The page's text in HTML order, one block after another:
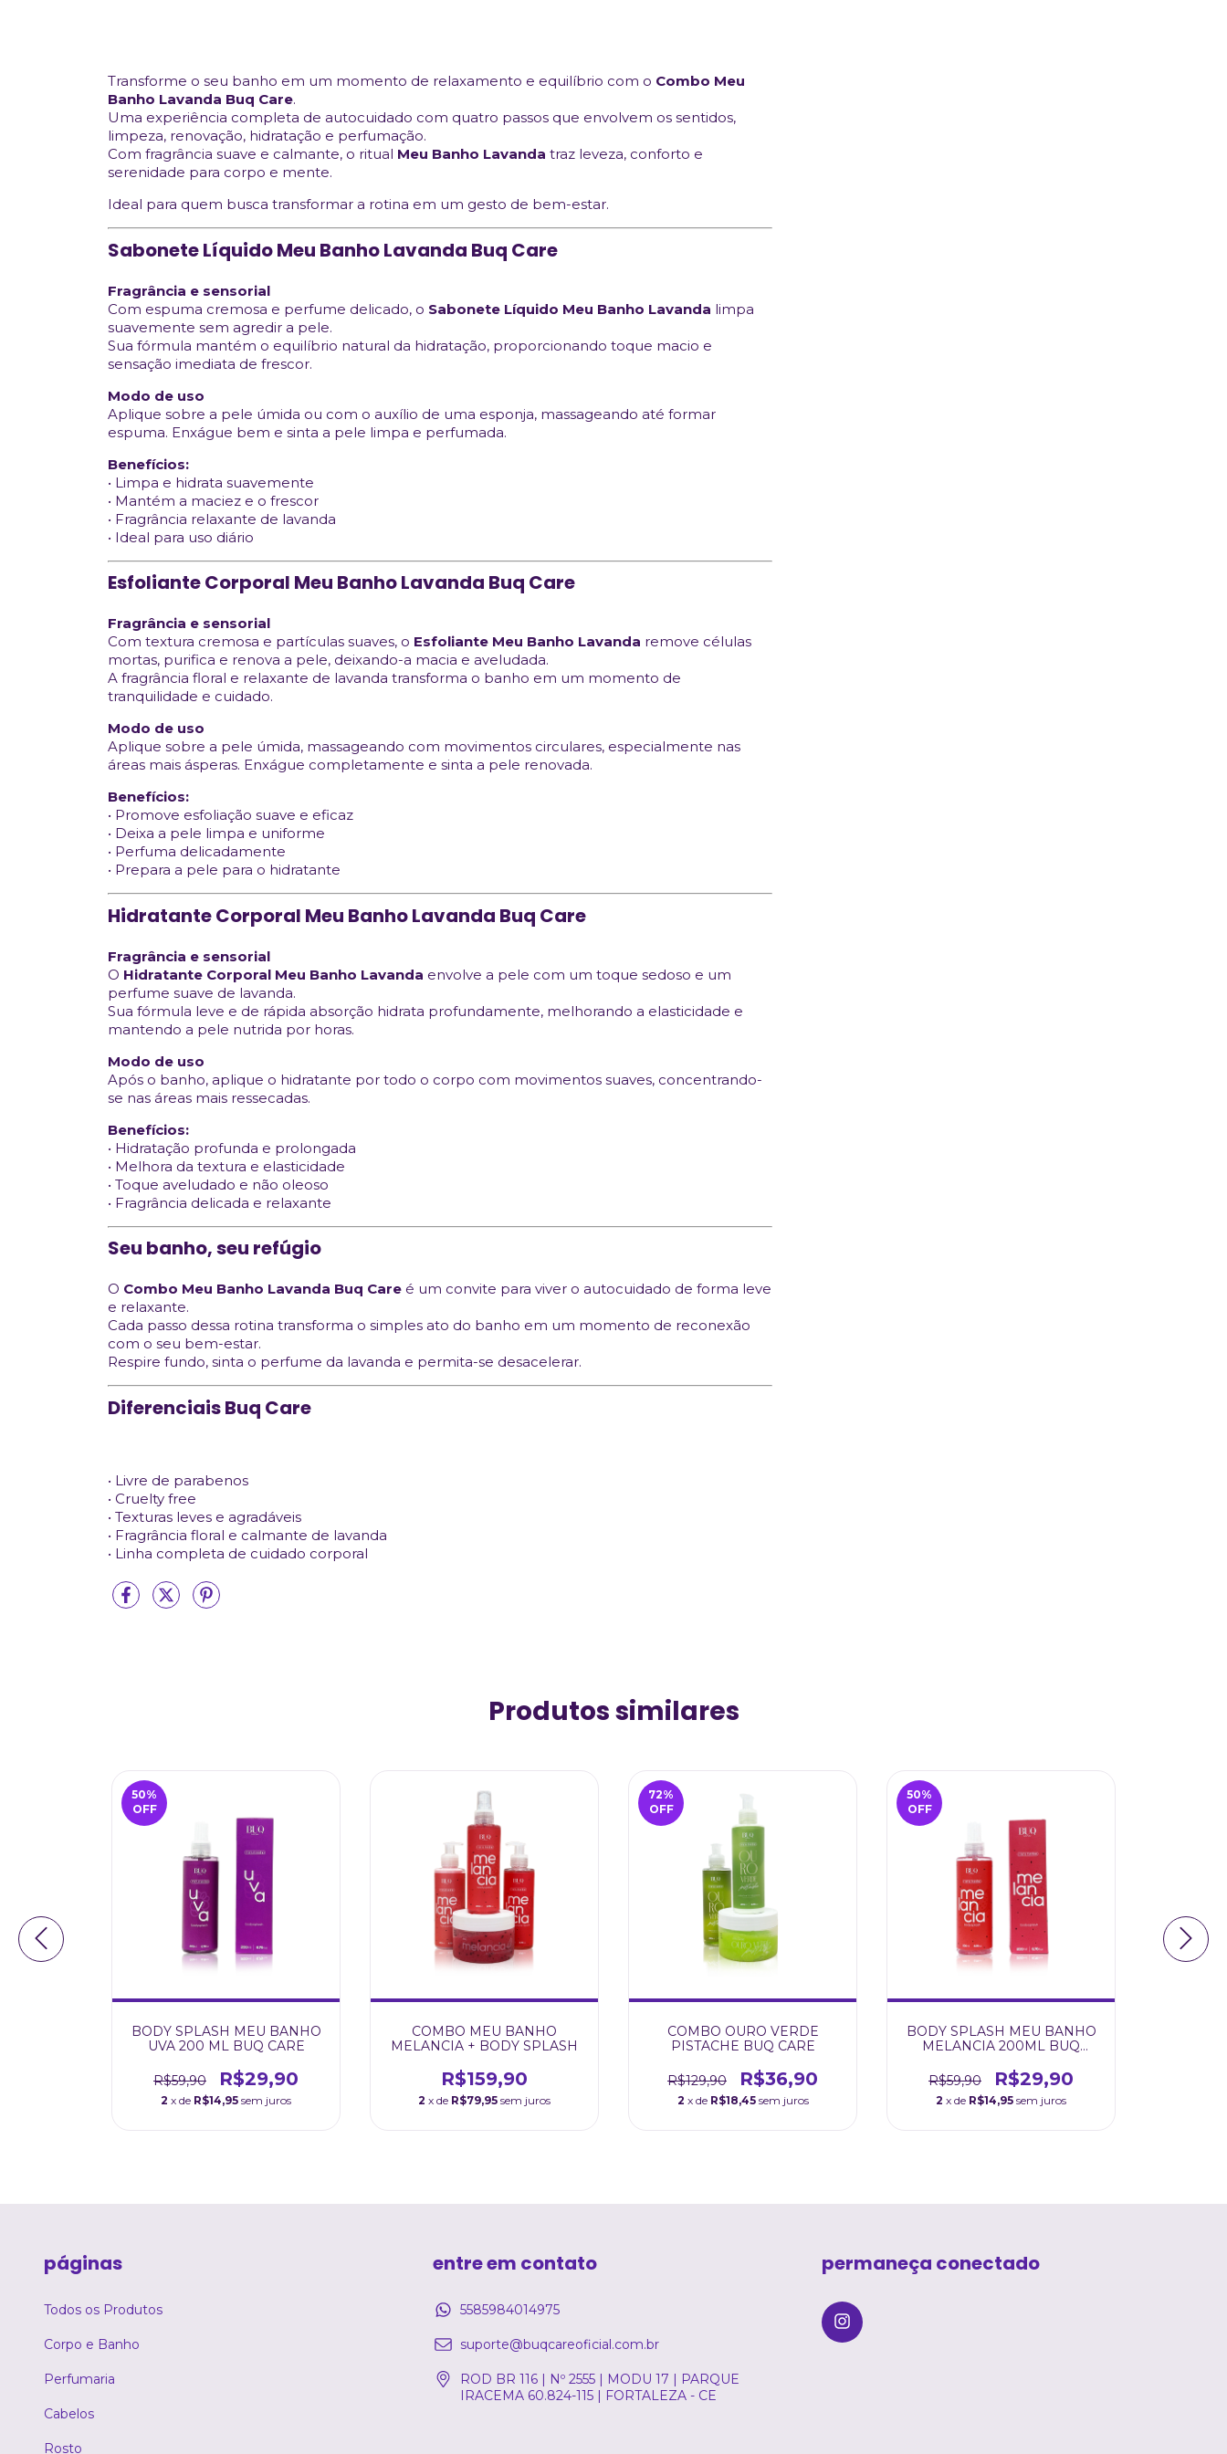
Transforme o seu banho em um momento de relaxamento e equilíbrio com o Combo Meu
Banho Lavanda Buq Care.
Uma experiência completa de autocuidado com quatro passos que envolvem os sentidos,
limpeza, renovação, hidratação e perfumação.
Com fragrância suave e calmante, o ritual Meu Banho Lavanda traz leveza, conforto e
serenidade para corpo e mente.
Ideal para quem busca transformar a rotina em um gesto de bem-estar.
Sabonete Líquido Meu Banho Lavanda Buq Care
Fragrância e sensorial
Com espuma cremosa e perfume delicado, o Sabonete Líquido Meu Banho Lavanda limpa
suavemente sem agredir a pele.
Sua fórmula mantém o equilíbrio natural da hidratação, proporcionando toque macio e
sensação imediata de frescor.
Modo de uso
Aplique sobre a pele úmida ou com o auxílio de uma esponja, massageando até formar
espuma. Enxágue bem e sinta a pele limpa e perfumada.
Benefícios:
• Limpa e hidrata suavemente
• Mantém a maciez e o frescor
• Fragrância relaxante de lavanda
• Ideal para uso diário
Esfoliante Corporal Meu Banho Lavanda Buq Care
Fragrância e sensorial
Com textura cremosa e partículas suaves, o Esfoliante Meu Banho Lavanda remove células
mortas, purifica e renova a pele, deixando-a macia e aveludada.
A fragrância floral e relaxante de lavanda transforma o banho em um momento de
tranquilidade e cuidado.
Modo de uso
Aplique sobre a pele úmida, massageando com movimentos circulares, especialmente nas
áreas mais ásperas. Enxágue completamente e sinta a pele renovada.
Benefícios:
• Promove esfoliação suave e eficaz
• Deixa a pele limpa e uniforme
• Perfuma delicadamente
• Prepara a pele para o hidratante
Hidratante Corporal Meu Banho Lavanda Buq Care
Fragrância e sensorial
O Hidratante Corporal Meu Banho Lavanda envolve a pele com um toque sedoso e um
perfume suave de lavanda.
Sua fórmula leve e de rápida absorção hidrata profundamente, melhorando a elasticidade e
mantendo a pele nutrida por horas.
Modo de uso
Após o banho, aplique o hidratante por todo o corpo com movimentos suaves, concentrando-
se nas áreas mais ressecadas.
Benefícios:
• Hidratação profunda e prolongada
• Melhora da textura e elasticidade
• Toque aveludado e não oleoso
• Fragrância delicada e relaxante
Seu banho, seu refúgio
O Combo Meu Banho Lavanda Buq Care é um convite para viver o autocuidado de forma leve
e relaxante.
Cada passo dessa rotina transforma o simples ato do banho em um momento de reconexão
com o seu bem-estar.
Respire fundo, sinta o perfume da lavanda e permita-se desacelerar.
Diferenciais Buq Care
• Livre de parabenos
• Cruelty free
• Texturas leves e agradáveis
• Fragrância floral e calmante de lavanda
• Linha completa de cuidado corporal
Produtos similares
50%
OFF
BODY SPLASH MEU BANHO
UVA 200 ML BUQ CARE
R$59,90 R$29,90
2 x de R$14,95 sem juros
COMBO MEU BANHO
MELANCIA + BODY SPLASH
R$159,90
2 x de R$79,95 sem juros
72%
OFF
COMBO OURO VERDE
PISTACHE BUQ CARE
R$129,90 R$36,90
2 x de R$18,45 sem juros
50%
OFF
BODY SPLASH MEU BANHO
MELANCIA 200ML BUQ
R$59,90
R$29,90
2 x de R$14,95 sem juros
páginas
Todos os Produtos
Corpo e Banho
Perfumaria
Cabelos
Rosto
entre em contato
5585984014975
suporte@buqcareoficial.com.br
ROD BR 116 | Nº 2555 | MODU 17 | PARQUE
IRACEMA 60.824-115 | FORTALEZA - CE
permaneça conectado